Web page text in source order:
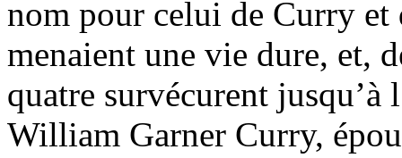
nom pour celui de Curry
menaient une vie dure, et,
quatre survécurent
William Garner Curry,